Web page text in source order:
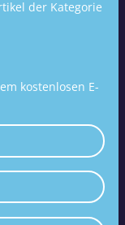
der Kategorie
kostenlosen E-